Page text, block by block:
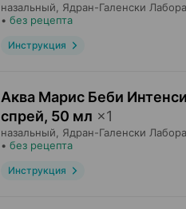
назальный, Ядран-Галенски
• без рецепта
Инструкция
Аква Марис Беби
спрей, 50 мл ×1
назальный, Ядран-Галенски
• без рецепта
Инструкция